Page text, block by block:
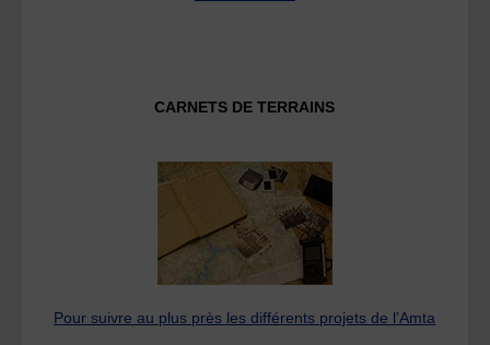
CARNETS DE TERRAINS
Pour suivre au plus près les différents projets de l’Amta